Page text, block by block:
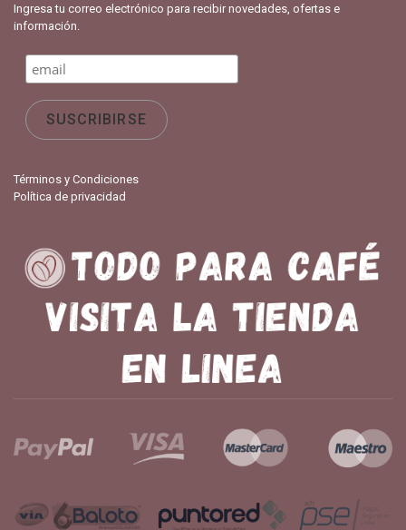
Ingresa tu correo electrónico para recibir novedades, ofertas e
información.
Términos y Condiciones
Política de privacidad